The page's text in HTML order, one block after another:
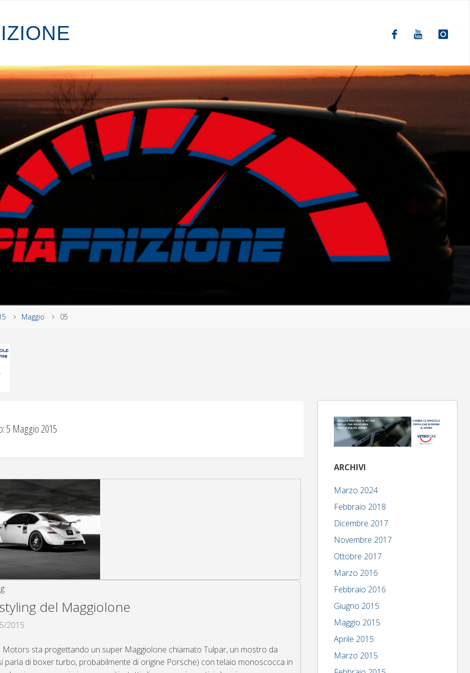
IZIONE
Maggio 05
5 Maggio 2015
del Maggiolone
2015
Motors sta progettando un super Maggiolone chiamato Tulpar, un mostro da
parla di boxer turbo, probabilmente di origine Porsche) con telaio monoscocca in
ARCHIVI
Marzo 2024
Febbraio 2018
Dicembre 2017
Novembre 2017
Ottobre 2017
Marzo 2016
Febbraio 2016
Giugno 2015
Maggio 2015
Aprile 2015
Marzo 2015